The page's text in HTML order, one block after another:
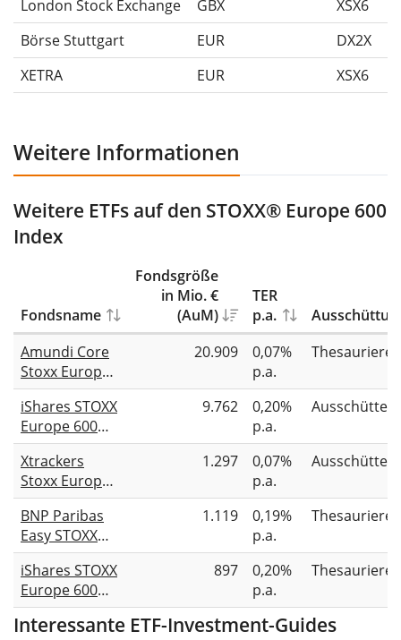
London Stock Exchange
GBX
XSX6
Börse Stuttgart
EUR
DX2X
XETRA
EUR XSX6
Weitere Informationen
Weitere ETFs auf den STOXX® Europe 600
Index
Fondsname
Fondsgröße
in Mio. €
(AuM)
TER
p.a.
Amundi Core
Stoxx Europe
600 UCITS ETF
Acc
20.909
0,07%
p.a.
iShares STOXX
Europe 600
UCITS ETF (DE)
9.762
0,20%
p.a.
Xtrackers
Stoxx Europe
600 UCITS ETF
1D
1.297
0,07%
p.a.
BNP Paribas
Easy STOXX
Europe 600
UCITS ETF
1.119
0,19%
p.a.
iShares STOXX
Europe 600
UCITS ETF (DE)
EUR (Acc)
897
0,20%
p.a.
Interessante ETF-Investment-Guides